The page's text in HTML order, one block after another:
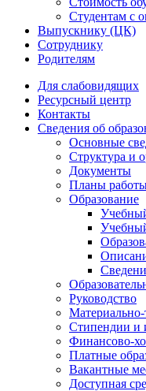
Студентам с
Выпускнику (ЦК)
Сотруднику
Родителям
Для слабовидящих
Ресурсный центр
Контакты
Сведения об
Основные
Структура и
Документы
Планы
Образование
Руководство
Материально-
Стипендии и
Финансово-
Платные
Вакантные
Доступная